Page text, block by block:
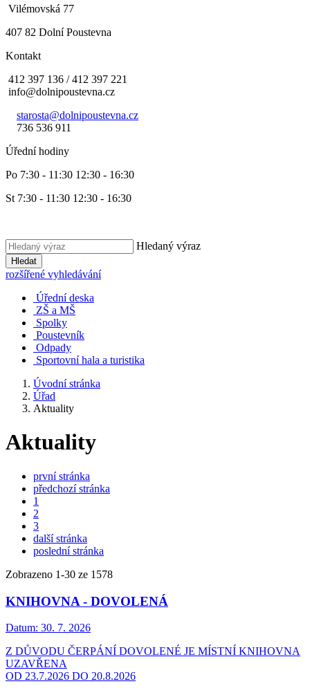
Vilémovská 77
407 82 Dolní Poustevna
Kontakt
412 397 136 / 412 397 221
info@dolnipoustevna.cz
starosta@dolnipoustevna.cz
736 536 911
Úřední hodiny
Po 7:30 - 11:30 12:30 - 16:30
St 7:30 - 11:30 12:30 - 16:30
Hledaný výraz
Hledat
rozšířené vyhledávání
Úřední deska
ZŠ a MŠ
Spolky
Poustevník
Odpady
Sportovní hala a turistika
Úvodní stránka
Úřad
Aktuality
Aktuality
první stránka
předchozí stránka
1
2
3
další stránka
poslední stránka
Zobrazeno 1-30 ze 1578
KNIHOVNA - DOVOLENÁ
Datum: 30. 7. 2026
Z DŮVODU ČERPÁNÍ DOVOLENÉ JE MÍSTNÍ KNIHOVNA
UZAVŘENA
OD 23.7.2026 DO 20.8.2026